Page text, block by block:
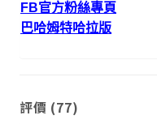
FB官方粉絲專頁
巴哈姆特哈拉版
評價 (77)